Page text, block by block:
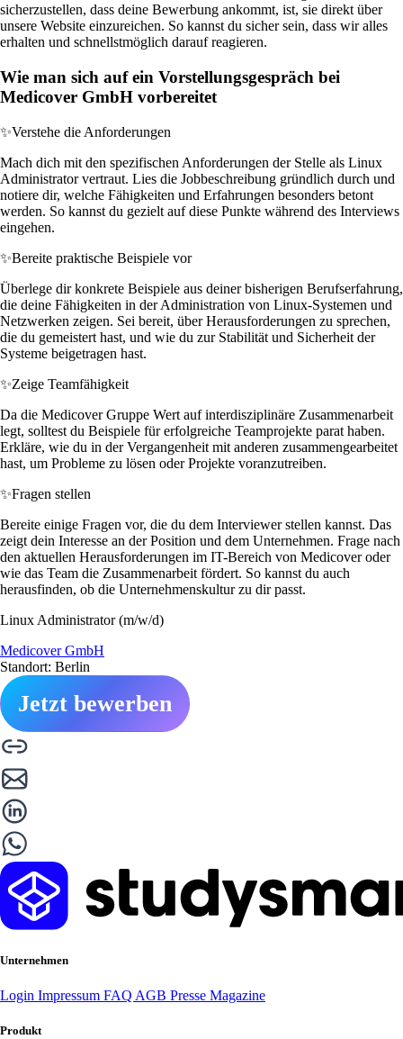
sicherzustellen, dass deine Bewerbung ankommt, ist, sie direkt über
unsere Website einzureichen. So kannst du sicher sein, dass wir alles
erhalten und schnellstmöglich darauf reagieren.
Wie man sich auf ein Vorstellungsgespräch bei
Medicover GmbH vorbereitet
✨Verstehe die Anforderungen
Mach dich mit den spezifischen Anforderungen der Stelle als Linux
Administrator vertraut. Lies die Jobbeschreibung gründlich durch und
notiere dir, welche Fähigkeiten und Erfahrungen besonders betont
werden. So kannst du gezielt auf diese Punkte während des Interviews
eingehen.
✨Bereite praktische Beispiele vor
Überlege dir konkrete Beispiele aus deiner bisherigen Berufserfahrung,
die deine Fähigkeiten in der Administration von Linux-Systemen und
Netzwerken zeigen. Sei bereit, über Herausforderungen zu sprechen,
die du gemeistert hast, und wie du zur Stabilität und Sicherheit der
Systeme beigetragen hast.
✨Zeige Teamfähigkeit
Da die Medicover Gruppe Wert auf interdisziplinäre Zusammenarbeit
legt, solltest du Beispiele für erfolgreiche Teamprojekte parat haben.
Erkläre, wie du in der Vergangenheit mit anderen zusammengearbeitet
hast, um Probleme zu lösen oder Projekte voranzutreiben.
✨Fragen stellen
Bereite einige Fragen vor, die du dem Interviewer stellen kannst. Das
zeigt dein Interesse an der Position und dem Unternehmen. Frage nach
den aktuellen Herausforderungen im IT-Bereich von Medicover oder
wie das Team die Zusammenarbeit fördert. So kannst du auch
herausfinden, ob die Unternehmenskultur zu dir passt.
Linux Administrator (m/w/d)
Medicover GmbH
Standort: Berlin
Jetzt bewerben
Unternehmen
Login Impressum FAQ AGB Presse Magazine
Produkt